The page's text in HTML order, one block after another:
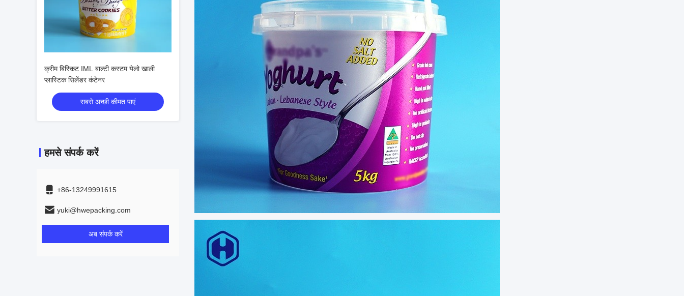
क्रीम बिस्किट IML बाल्टी कस्टम येलो खाली
प्लास्टिक सिलेंडर कंटेनर
सबसे अच्छी कीमत पाएं
हमसे संपर्क करें
+86-13249991615
yuki@hwepacking.com
अब संपर्क करें